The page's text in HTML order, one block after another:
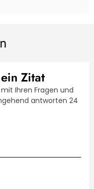
Zitat
Ihren Fragen und
antworten 24